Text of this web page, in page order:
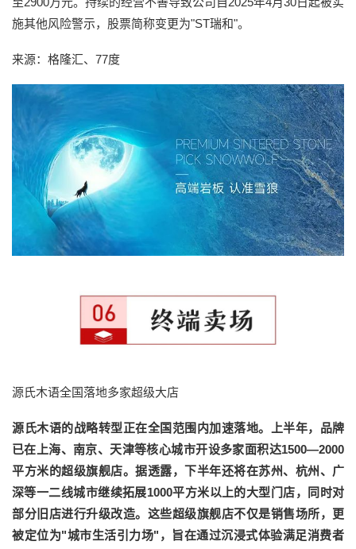
施其他风险警示，股票简称变更为"ST瑞和"。
来源：格隆汇、77度
源氏木语全国落地多家超级大店
源氏木语的战略转型正在全国范围内加速落地。上半年，品牌
已在上海、南京、天津等核心城市开设多家面积达1500—2000
平方米的超级旗舰店。据透露，下半年还将在苏州、杭州、广
深等一二线城市继续拓展1000平方米以上的大型门店，同时对
部分旧店进行升级改造。这些超级旗舰店不仅是销售场所，更
被定位为"城市生活引力场"，旨在通过沉浸式体验满足消费者